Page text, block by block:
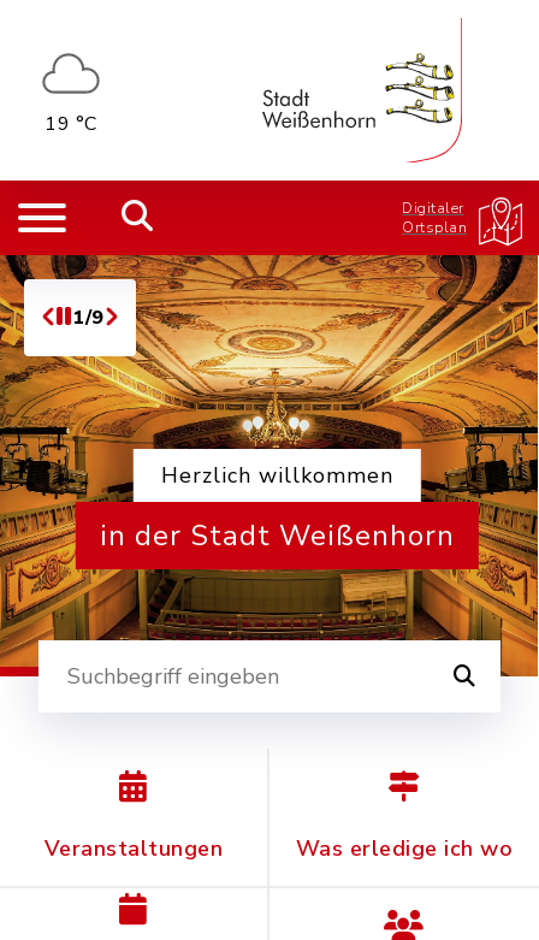
19 °C
Digitaler
Ortsplan
Herzlich willkommen
in der Stadt Weißenhorn
Veranstaltungen Was erledige ich wo
1/9